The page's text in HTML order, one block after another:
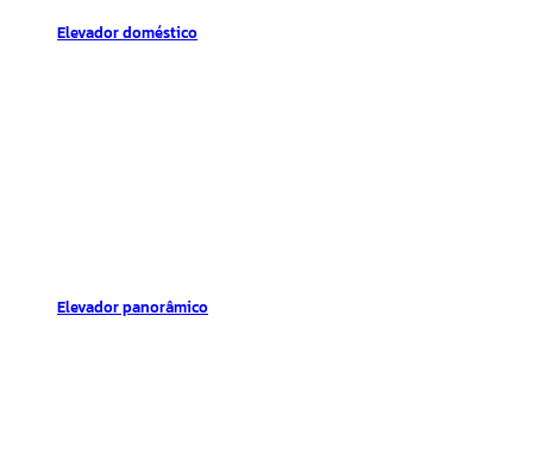
Elevador doméstico
Elevador panorâmico